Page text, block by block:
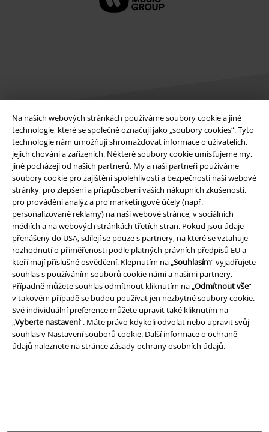
Na našich webových stránkách používáme soubory cookie a jiné
technologie, které se společně označují jako „soubory cookies“. Tyto
technologie nám umožňují shromažďovat informace o uživatelích,
jejich chování a zařízeních. Některé soubory cookie umísťujeme my,
jiné pocházejí od našich partnerů. My a naši partneři používáme
soubory cookie pro zajištění spolehlivosti a bezpečnosti naší webové
stránky, pro zlepšení a přizpůsobení vašich nákupních zkušeností,
pro provádění analýz a pro marketingové účely (např.
personalizované reklamy) na naší webové stránce, v sociálních
médiích a na webových stránkách třetích stran. Pokud jsou údaje
přenášeny do USA, sdílejí se pouze s partnery, na které se vztahuje
rozhodnutí o přiměřenosti podle platných právních předpisů EU a
kteří mají příslušné osvědčení. Klepnutím na „Souhlasím“ vyjadřujete
souhlas s používáním souborů cookie námi a našimi partnery.
Případně můžete souhlas odmítnout kliknutím na „Odmítnout vše“ -
v takovém případě se budou používat jen nezbytné soubory cookie.
Své individuální preference můžete upravit také kliknutím na
„Vyberte nastavení“. Máte právo kdykoli odvolat nebo upravit svůj
souhlas v Nastavení souborů cookie. Další informace o ochraně
údajů naleznete na stránceZásady ochrany osobních údajů.
Právní informace
Podmínky
Prohlášení
Ochrana osobních údajů
Likvidace odpadu a ochrana životního prostředí
Prohlášení o shodě
Informace o přístupnosti
Nastavení souborů cookie
Odstoupení od smlouvy